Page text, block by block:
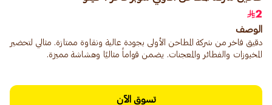
2
الوصف
دقيق فاخر من شركة المطاحن الأولى بجودة عالية ونقاوة ممتازة. مثالي لتحضير
المخبوزات والفطائر والمعجنات. يضمن قواماً مثاليًا وهشاشة مميزة.
تسوق الآن